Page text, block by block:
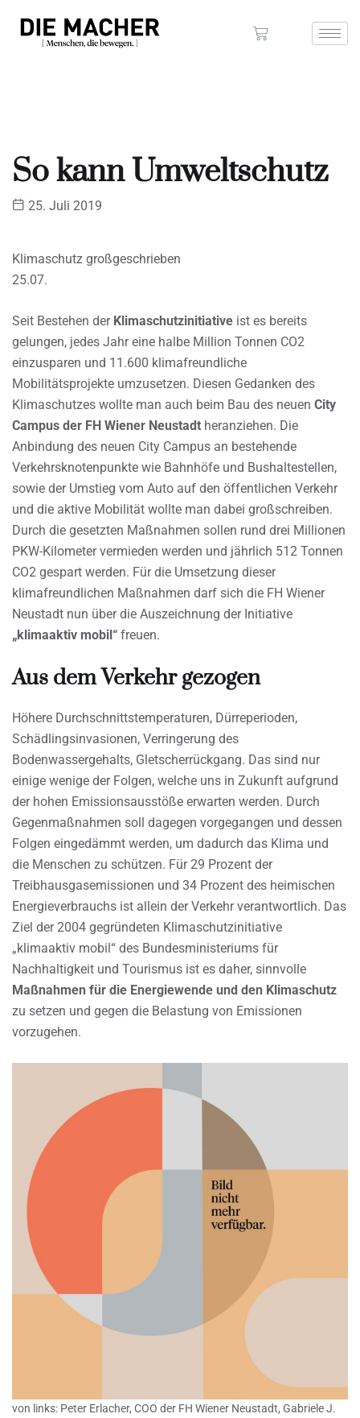
So kann Umweltschutz
25. Juli 2019
Klimaschutz großgeschrieben
25.07.
Seit Bestehen der Klimaschutzinitiative ist es bereits
gelungen, jedes Jahr eine halbe Million Tonnen CO2
einzusparen und 11.600 klimafreundliche
Mobilitätsprojekte umzusetzen. Diesen Gedanken des
Klimaschutzes wollte man auch beim Bau des neuen City
Campus der FH Wiener Neustadt heranziehen. Die
Anbindung des neuen City Campus an bestehende
Verkehrsknotenpunkte wie Bahnhöfe und Bushaltestellen,
sowie der Umstieg vom Auto auf den öffentlichen Verkehr
und die aktive Mobilität wollte man dabei großschreiben.
Durch die gesetzten Maßnahmen sollen rund drei Millionen
PKW-Kilometer vermieden werden und jährlich 512 Tonnen
CO2 gespart werden. Für die Umsetzung dieser
klimafreundlichen Maßnahmen darf sich die FH Wiener
Neustadt nun über die Auszeichnung der Initiative
„klimaaktiv mobil“ freuen.
Aus dem Verkehr gezogen
Höhere Durchschnittstemperaturen, Dürreperioden,
Schädlingsinvasionen, Verringerung des
Bodenwassergehalts, Gletscherrückgang. Das sind nur
einige wenige der Folgen, welche uns in Zukunft aufgrund
der hohen Emissionsausstöße erwarten werden. Durch
Gegenmaßnahmen soll dagegen vorgegangen und dessen
Folgen eingedämmt werden, um dadurch das Klima und
die Menschen zu schützen. Für 29 Prozent der
Treibhausgasemissionen und 34 Prozent des heimischen
Energieverbrauchs ist allein der Verkehr verantwortlich. Das
Ziel der 2004 gegründeten Klimaschutzinitiative
„klimaaktiv mobil“ des Bundesministeriums für
Nachhaltigkeit und Tourismus ist es daher, sinnvolle
Maßnahmen für die Energiewende und den Klimaschutz
zu setzen und gegen die Belastung von Emissionen
vorzugehen.
von links: Peter Erlacher, COO der FH Wiener Neustadt, Gabriele J.